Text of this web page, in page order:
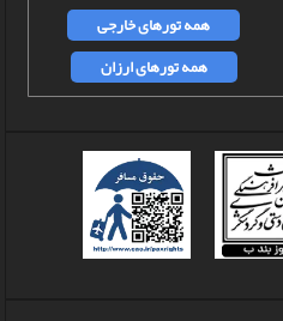
همه تورهای خارجی
همه تورهای ارزان